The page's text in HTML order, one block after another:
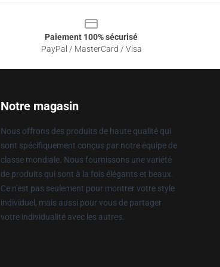
Paiement 100% sécurisé
PayPal / MasterCard / Visa
Notre magasin
Nous offrons des produits de haute qualité qui
sont spécifiquement conçus par notre équipe de
classe mondiale. Nous fournissons une variété
de produits qui sont à la fois élégants et beaux.
Ce n'est pas seulement pour montrer votre style
individuel, mais aussi pour vous de partager
votre individualité avec les autres.